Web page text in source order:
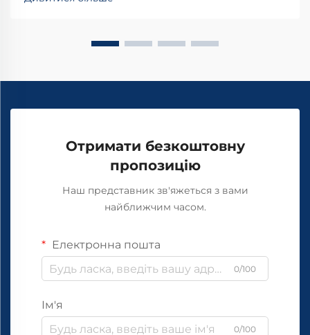
Отримати безкоштовну
пропозицію
Наш представник зв'яжеться з вами
найближчим часом.
Електронна пошта
0/100
Ім'я
0/100